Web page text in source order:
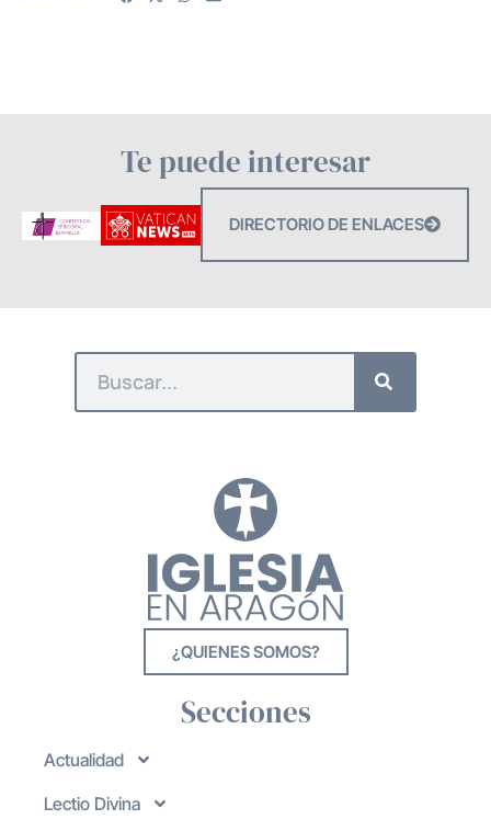
Te puede interesar
DIRECTORIO DE ENLACES
¿QUIENES SOMOS?
Secciones
Actualidad
Lectio Divina